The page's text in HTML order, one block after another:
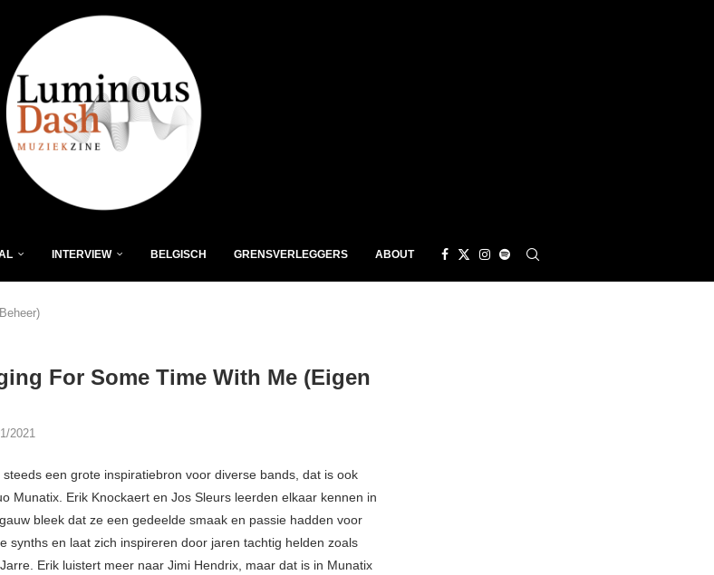
INTERVIEW BELGISCH GRENSVERLEGGERS ABOUT
For Some Time With Me (Eigen
2021
een grote inspiratiebron voor diverse bands, dat is ook
Munatix. Erik Knockaert en Jos Sleurs leerden elkaar kennen in
bleek dat ze een gedeelde smaak en passie hadden voor
synths en laat zich inspireren door jaren tachtig helden zoals
Erik luistert meer naar Jimi Hendrix, maar dat is in Munatix